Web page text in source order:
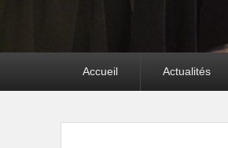
Accueil Actualités